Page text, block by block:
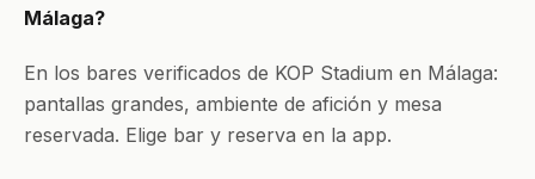
Málaga?
En los bares verificados de KOP Stadium en Málaga:
pantallas grandes, ambiente de afición y mesa
reservada. Elige bar y reserva en la app.